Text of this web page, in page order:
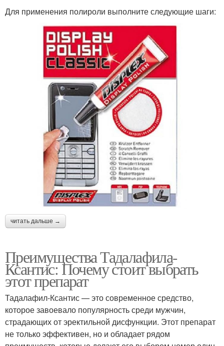
Для применения полироли выполните следующие шаги:
читать дальше →
Преимущества Тадалафила-
Ксантис: Почему стоит выбрать
этот препарат
Тадалафил-Ксантис — это современное средство,
которое завоевало популярность среди мужчин,
страдающих от эректильной дисфункции. Этот препарат
не только эффективен, но и обладает рядом